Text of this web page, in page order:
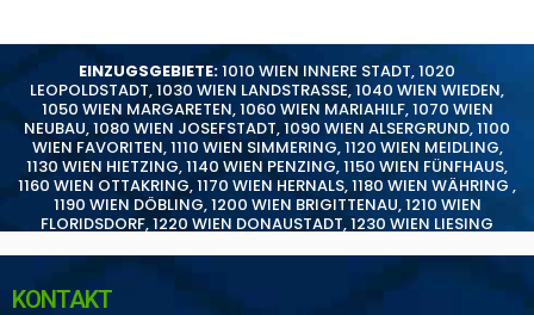
EINZUGSGEBIETE:1010 WIEN INNERE STADT,1020
LEOPOLDSTADT,1030 WIEN LANDSTRASSE,1040 WIEN WIEDEN,
1050 WIEN MARGARETEN,1060 WIEN MARIAHILF,1070 WIEN
NEUBAU,1080 WIEN JOSEFSTADT,1090 WIEN ALSERGRUND,1100
WIEN FAVORITEN,1110 WIEN SIMMERING,1120 WIEN MEIDLING,
1130 WIEN HIETZING,1140 WIEN PENZING,1150 WIEN FÜNFHAUS,
1160 WIEN OTTAKRING,1170 WIEN HERNALS,1180 WIEN WÄHRING ,
1190 WIEN DÖBLING,1200 WIEN BRIGITTENAU,1210 WIEN
FLORIDSDORF,1220 WIEN DONAUSTADT,1230 WIEN LIESING
KONTAKT